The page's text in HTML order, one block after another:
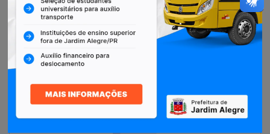
Restituição de Contribuintes